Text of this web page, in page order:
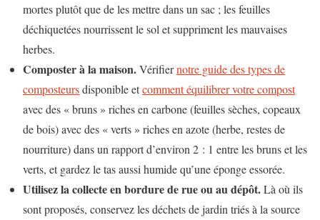
mortes plutôt que de les mettre dans un sac ; les feuilles
déchiquetées nourrissent le sol et suppriment les mauvaises
herbes.
Composter à la maison.Vérifiernotre guide des types de
composteursdisponible etcomment équilibrer votre compost
avec des « bruns » riches en carbone (feuilles sèches, copeaux
de bois) avec des « verts » riches en azote (herbe, restes de
nourriture) dans un rapport d’environ 2 : 1 entre les bruns et les
verts, et gardez le tas aussi humide qu’une éponge essorée.
Utilisez la collecte en bordure de rue ou au dépôt.Là où ils
sont proposés, conservez les déchets de jardin triés à la source